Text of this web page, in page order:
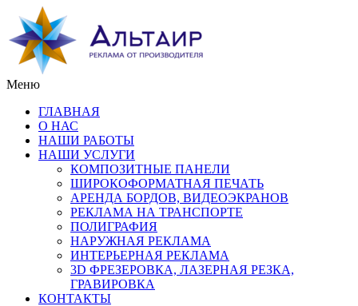
Меню
ГЛАВНАЯ
О НАС
НАШИ РАБОТЫ
НАШИ УСЛУГИ
КОМПОЗИТНЫЕ ПАНЕЛИ
ШИРОКОФОРМАТНАЯ ПЕЧАТЬ
АРЕНДА БОРДОВ, ВИДЕОЭКРАНОВ
РЕКЛАМА НА ТРАНСПОРТЕ
ПОЛИГРАФИЯ
НАРУЖНАЯ РЕКЛАМА
ИНТЕРЬЕРНАЯ РЕКЛАМА
3D ФРЕЗЕРОВКА, ЛАЗЕРНАЯ РЕЗКА,
ГРАВИРОВКА
КОНТАКТЫ